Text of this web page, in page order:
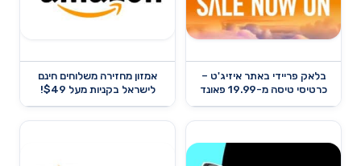
בלאק פריידי באתר איזיג'ט –
כרטיסי טיסה מ-19.99 פאונד
אמזון מחזירה משלוחים חינם
לישראל בקניות מעל $49!